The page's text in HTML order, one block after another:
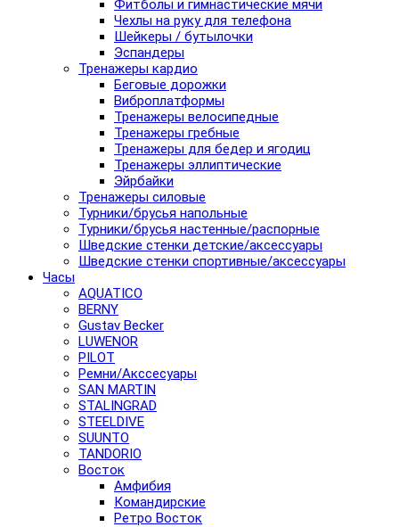
Фитболы и гимнастические мячи
Чехлы на руку для телефона
Шейкеры / бутылочки
Эспандеры
Тренажеры кардио
Беговые дорожки
Виброплатформы
Тренажеры велосипедные
Тренажеры гребные
Тренажеры для бедер и ягодиц
Тренажеры эллиптические
Эйрбайки
Тренажеры силовые
Турники/брусья напольные
Турники/брусья настенные/распорные
Шведские стенки детские/аксессуары
Шведские стенки спортивные/аксессуары
Часы
AQUATICO
BERNY
Gustav Becker
LUWENOR
PILOT
Pемни/Акссесуары
SAN MARTIN
STALINGRAD
STEELDIVE
SUUNTO
TANDORIO
Восток
Амфибия
Командирские
Ретро Восток